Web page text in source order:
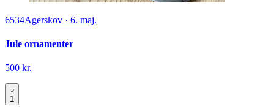
6534Agerskov · 6. maj.
Jule ornamenter
500 kr.
1